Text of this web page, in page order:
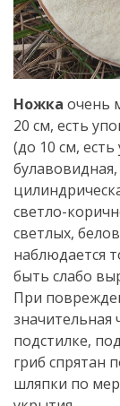
Ножка очень
20 см, есть
(до 10 см,
светло-
светлых,
наблюдается
быть слабо
При
значительная
подстилке,
гриб спрятан
шляпки по